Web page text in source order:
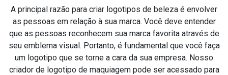
A principal razão para criar logotipos de beleza é envolver
as pessoas em relação à sua marca. Você deve entender
que as pessoas reconhecem sua marca favorita através de
seu emblema visual. Portanto, é fundamental que você faça
um logotipo que se torne a cara da sua empresa. Nosso
criador de logotipo de maquiagem pode ser acessado para